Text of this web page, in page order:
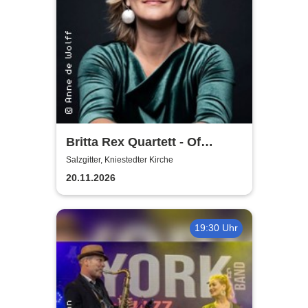
Britta Rex Quartett - Of
Witches, Queens & Heroines
Salzgitter, Kniestedter Kirche
20.11.2026
19:30 Uhr